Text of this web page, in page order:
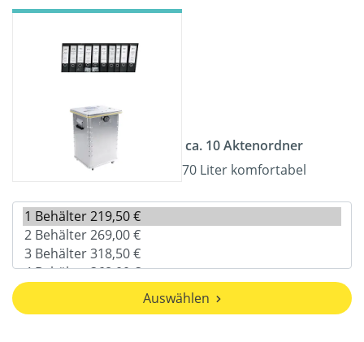
ca. 10 Aktenordner
70 Liter komfortabel
Auswählen